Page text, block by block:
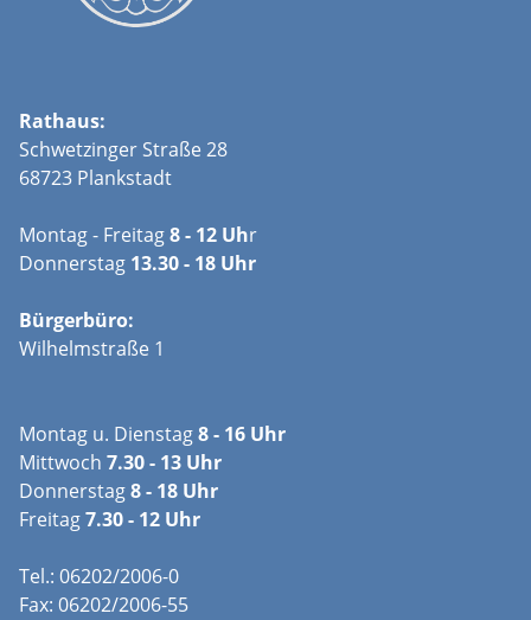
Rathaus:
Schwetzinger Straße 28
68723 Plankstadt
Montag - Freitag8 - 12 Uhr
Donnerstag 13.30 - 18 Uhr
Bürgerbüro:
Wilhelmstraße 1
Montag u. Dienstag8 - 16 Uhr
Mittwoch 7.30 - 13 Uhr
Donnerstag8 - 18 Uhr
Freitag7.30 - 12 Uhr
Tel.: 06202/2006-0
Fax: 06202/2006-55